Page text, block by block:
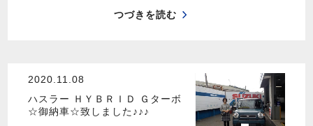
つづきを読む
2020.11.08
ハスラー ＨＹＢＲＩＤ Ｇターボ
☆御納車☆致しました♪♪♪